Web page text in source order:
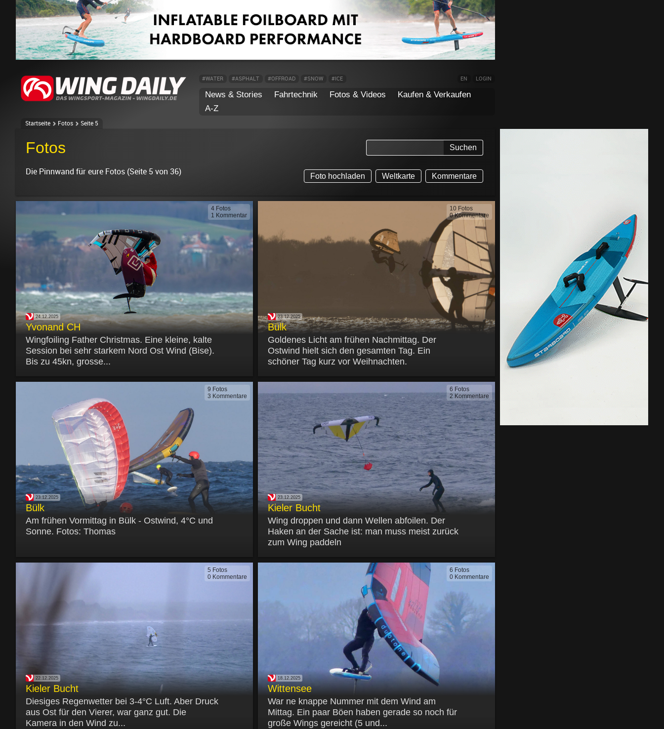
#WATER #ASPHALT #OFFROAD #SNOW #ICE EN LOGIN
News & Stories Fahrtechnik Fotos & Videos
Kaufen & Verkaufen
A-Z
Startseite Fotos Seite 5
Fotos Suchen
Die Pinnwand für eure Fotos (Seite 5 von 36) Foto hochladen Weltkarte Kommentare
4 Fotos
1 Kommentar
24.12.2025
Yvonand CH
Wingfoiling Father Christmas. Eine kleine, kalte
Session bei sehr starkem Nord Ost Wind (Bise).
Bis zu 45kn, grosse...
10 Fotos
0 Kommentare
23.12.2025
Bülk
Goldenes Licht am frühen Nachmittag. Der
Ostwind hielt sich den gesamten Tag. Ein
schöner Tag kurz vor Weihnachten.
9 Fotos
3 Kommentare
23.12.2025
Bülk
Am frühen Vormittag in Bülk - Ostwind, 4°C und
Sonne. Fotos: Thomas
6 Fotos
2 Kommentare
23.12.2025
Kieler Bucht
Wing droppen und dann Wellen abfoilen. Der
Haken an der Sache ist: man muss meist zurück
zum Wing paddeln
5 Fotos
0 Kommentare
22.12.2025
Kieler Bucht
Diesiges Regenwetter bei 3-4°C Luft. Aber Druck
aus Ost für den Vierer, war ganz gut. Die
Kamera in den Wind zu...
6 Fotos
0 Kommentare
18.12.2025
Wittensee
War ne knappe Nummer mit dem Wind am
Mittag. Ein paar Böen haben gerade so noch für
große Wings gereicht (5 und...